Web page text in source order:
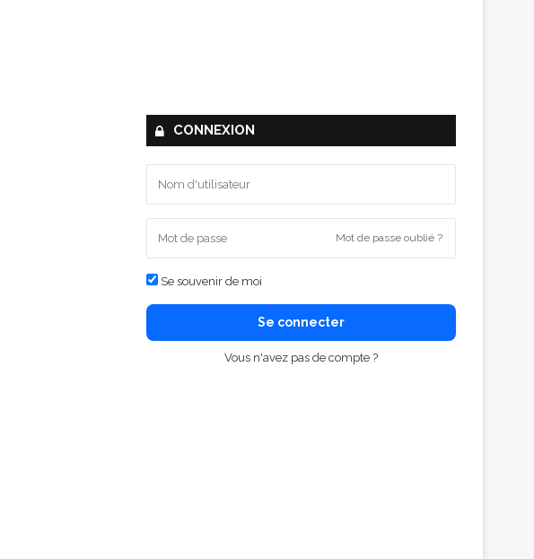
CONNEXION
Mot de passe oublié ?
Se souvenir de moi
Se connecter
Vous n'avez pas de compte ?